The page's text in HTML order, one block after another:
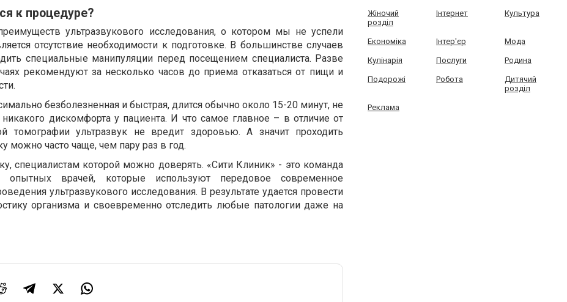
к процедуре?
ультразвукового исследования, о котором мы не успели
отсутствие необходимости к подготовке. В большинстве случаев
специальные манипуляции перед посещением специалиста. Разве
рекомендуют за несколько часов до приема отказаться от пищи и
безболезненная и быстрая, длится обычно около 15-20 минут, не
дискомфорта у пациента. И что самое главное – в отличие от
томографии ультразвук не вредит здоровью. А значит проходить
можно часто чаще, чем пару раз в год.
специалистам которой можно доверять. «Сити Клиник» - это команда
опытных врачей, которые используют передовое современное
ультразвукового исследования. В результате удается провести
организма и своевременно отследить любые патологии даже на
Жіночий
розділ
Інтернет Культура
Економіка Інтер'єр Мода
Кулінарія Послуги Родина
Подорожі Робота
Дитячий
розділ
Реклама